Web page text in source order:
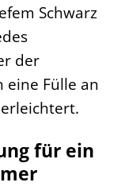
Schwarz
der
eine Fülle an
für ein